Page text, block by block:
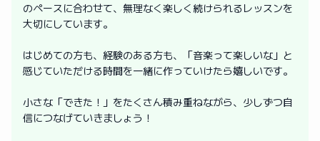
のペースに合わせて、無理なく楽しく続けられるレッスンを
大切にしています。
はじめての方も、経験のある方も、「音楽って楽しいな」と
感じていただける時間を一緒に作っていけたら嬉しいです。
小さな「できた！」をたくさん積み重ねながら、少しずつ自
信につなげていきましょう！